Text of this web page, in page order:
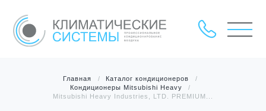
Главная
Каталог кондиционеров
Кондиционеры Mitsubishi Heavy
Mitsubishi Heavy Industries, LTD. PREMIUM...